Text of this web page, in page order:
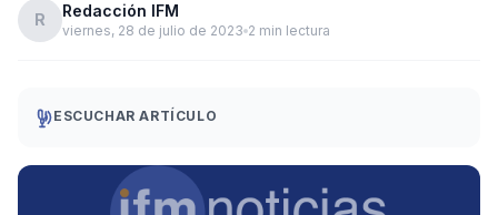
R Redacción IFM
viernes, 28 de julio de 2023 2 min lectura
ESCUCHAR ARTÍCULO